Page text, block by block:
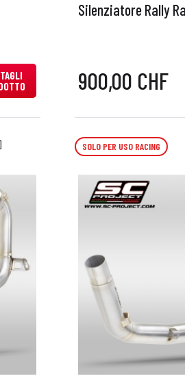
Silenziatore Rally
900,00 CHF
SOLO PER USO RACING